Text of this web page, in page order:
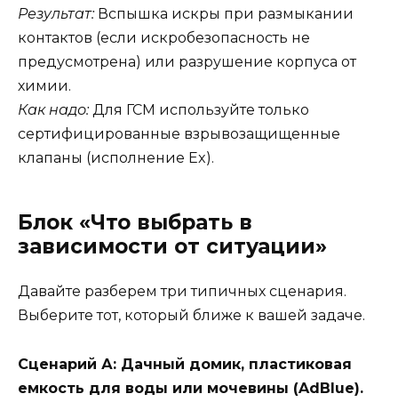
Результат:Вспышка искры при размыкании
контактов (если искробезопасность не
предусмотрена) или разрушение корпуса от
химии.
Как надо:Для ГСМ используйте только
сертифицированные взрывозащищенные
клапаны (исполнение Ex).
Блок «Что выбрать в
зависимости от ситуации»
Давайте разберем три типичных сценария.
Выберите тот, который ближе к вашей задаче.
Сценарий А: Дачный домик, пластиковая
емкость для воды или мочевины (AdBlue).